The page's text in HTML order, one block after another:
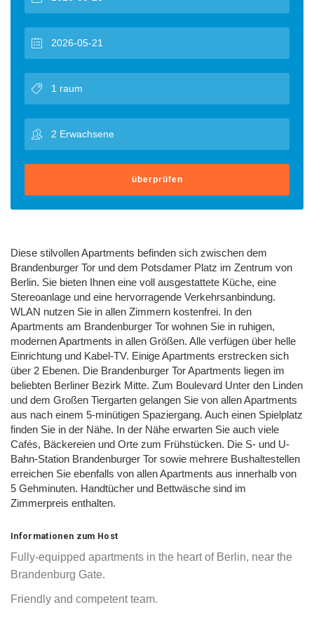
überprüfen
Diese stilvollen Apartments befinden sich zwischen dem
Brandenburger Tor und dem Potsdamer Platz im Zentrum von
Berlin. Sie bieten Ihnen eine voll ausgestattete Küche, eine
Stereoanlage und eine hervorragende Verkehrsanbindung.
WLAN nutzen Sie in allen Zimmern kostenfrei. In den
Apartments am Brandenburger Tor wohnen Sie in ruhigen,
modernen Apartments in allen Größen. Alle verfügen über helle
Einrichtung und Kabel-TV. Einige Apartments erstrecken sich
über 2 Ebenen. Die Brandenburger Tor Apartments liegen im
beliebten Berliner Bezirk Mitte. Zum Boulevard Unter den Linden
und dem Großen Tiergarten gelangen Sie von allen Apartments
aus nach einem 5-minütigen Spaziergang. Auch einen Spielplatz
finden Sie in der Nähe. In der Nähe erwarten Sie auch viele
Cafés, Bäckereien und Orte zum Frühstücken. Die S- und U-
Bahn-Station Brandenburger Tor sowie mehrere Bushaltestellen
erreichen Sie ebenfalls von allen Apartments aus innerhalb von
5 Gehminuten. Handtücher und Bettwäsche sind im
Zimmerpreis enthalten.
Informationen zum Host
Fully-equipped apartments in the heart of Berlin, near the
Brandenburg Gate.
Friendly and competent team.